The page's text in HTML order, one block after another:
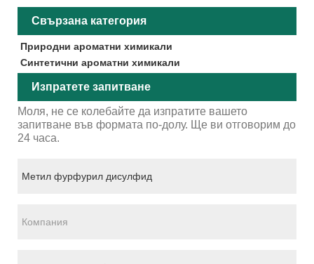
Свързана категория
Природни ароматни химикали
Синтетични ароматни химикали
Изпратете запитване
Моля, не се колебайте да изпратите вашето
запитване във формата по-долу. Ще ви отговорим до
24 часа.